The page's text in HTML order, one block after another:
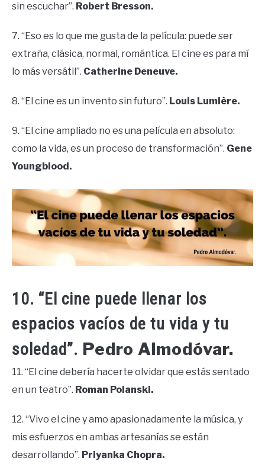
sin escuchar”. Robert Bresson.
7. “Eso es lo que me gusta de la película: puede ser
extraña, clásica, normal, romántica. El cine es para mí
lo más versátil”. Catherine Deneuve.
8. “El cine es un invento sin futuro”. Louis Lumière.
9. “El cine ampliado no es una película en absoluto:
como la vida, es un proceso de transformación”. Gene
Youngblood.
10. “El cine puede llenar los
espacios vacíos de tu vida y tu
soledad”. Pedro Almodóvar.
11. “El cine debería hacerte olvidar que estás sentado
en un teatro”. Roman Polanski.
12. “Vivo el cine y amo apasionadamente la música, y
mis esfuerzos en ambas artesanías se están
desarrollando”. Priyanka Chopra.